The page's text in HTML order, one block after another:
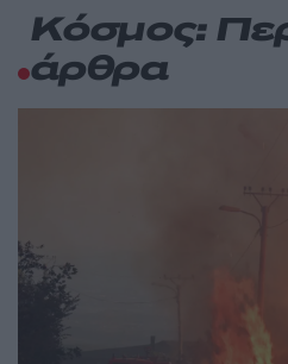
Κόσμος:
άρθρα